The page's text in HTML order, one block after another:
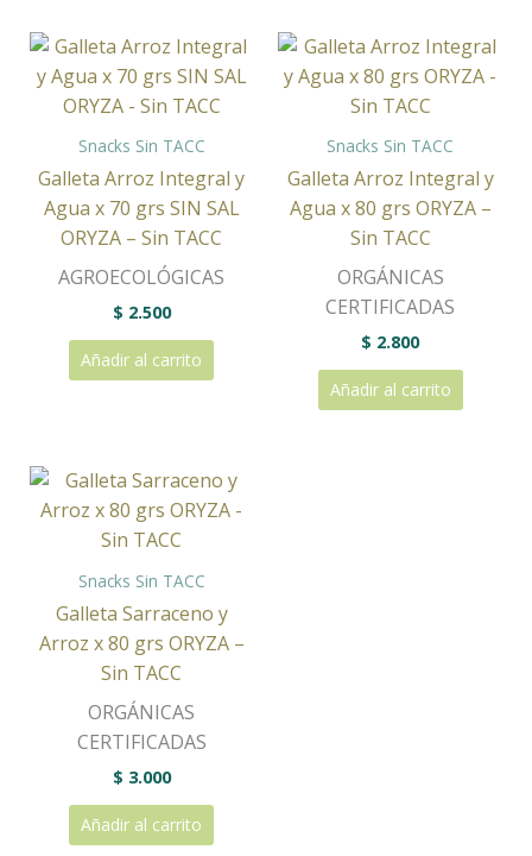
Snacks Sin TACC
Galleta Arroz Integral y
Agua x 70 grs SIN SAL
ORYZA – Sin TACC
AGROECOLÓGICAS
$ 2.500
Añadir al carrito
Snacks Sin TACC
Galleta Arroz Integral y
Agua x 80 grs ORYZA –
Sin TACC
ORGÁNICAS
CERTIFICADAS
$ 2.800
Añadir al carrito
Snacks Sin TACC
Galleta Sarraceno y
Arroz x 80 grs ORYZA –
Sin TACC
ORGÁNICAS
CERTIFICADAS
$ 3.000
Añadir al carrito